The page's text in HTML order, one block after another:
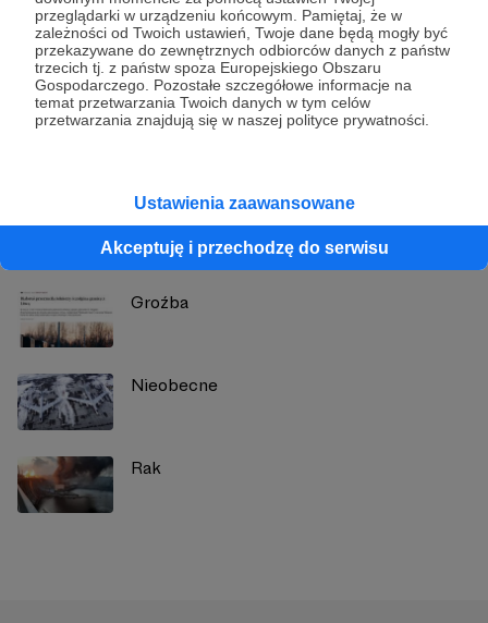
przeglądarki w urządzeniu końcowym. Pamiętaj, że w
zależności od Twoich ustawień, Twoje dane będą mogły być
przekazywane do zewnętrznych odbiorców danych z państw
trzecich tj. z państw spoza Europejskiego Obszaru
Gospodarczego. Pozostałe szczegółowe informacje na
temat przetwarzania Twoich danych w tym celów
przetwarzania znajdują się w naszej polityce prywatności.
Ustawienia zaawansowane
Akceptuję i przechodzę do serwisu
Marcin Ogdowski
Zobacz profil autora
Zobacz również
Groźba
Nieobecne
Rak